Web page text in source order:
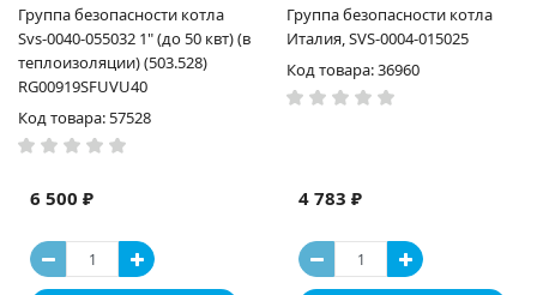
Группа безопасности котла
Svs-0040-055032 1" (до 50 квт) (в
теплоизоляции) (503.528)
RG00919SFUVU40
Код товара: 57528
6 500 ₽
Группа безопасности котла
Италия, SVS-0004-015025
Код товара: 36960
4 783 ₽